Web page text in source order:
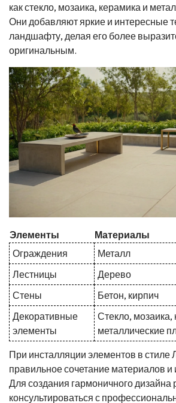
как стекло, мозаика, керамика и
Они добавляют яркие и интересные
ландшафту, делая его более
оригинальным.
Элементы
Материалы
Ограждения
Металл
Лестницы
Дерево
Стены
Бетон, кирпич
Декоративные
элементы
Стекло, мозаика,
металлические
При инсталляции элементов в стиле
правильное сочетание материалов
Для создания гармоничного дизайна
консультироваться с